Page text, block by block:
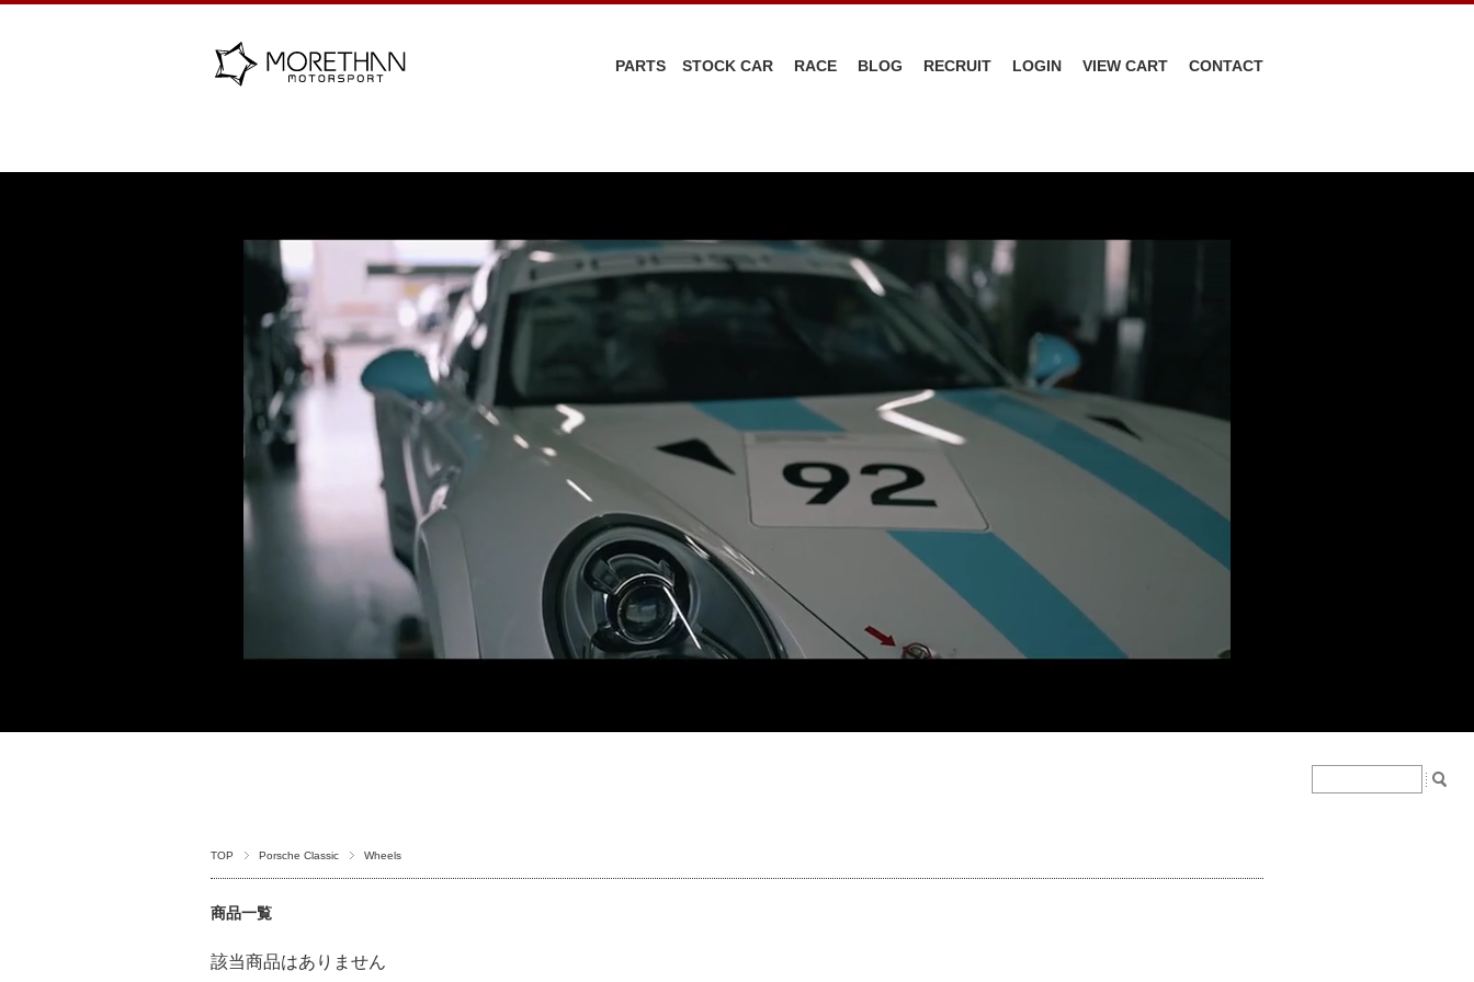
PARTS STOCK CAR RACE BLOG RECRUIT LOGIN VIEW CART CONTACT
TOP Porsche Classic Wheels
商品一覧
該当商品はありません